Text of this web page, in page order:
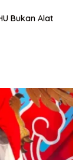
Bukan Alat